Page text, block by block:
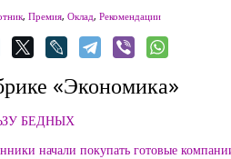
, Премия, Оклад, Рекомендации
«Экономика»
БЕДНЫХ
начали покупать готовые